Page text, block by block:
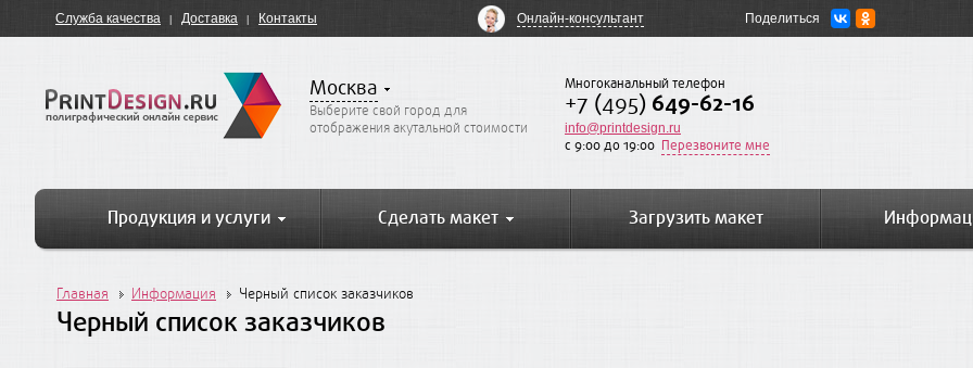
Служба качества Доставка Контакты Онлайн-консультант Поделиться
Москва
Выберите свой город для
отображения акутальной стоимости
Многоканальный телефон
+7 (495) 649-62-16
info@printdesign.ru
c 9:00 до 19:00 Перезвоните мне
Продукция и услуги Сделать макет Загрузить макет
Главная Информация Черный список заказчиков
Черный список заказчиков